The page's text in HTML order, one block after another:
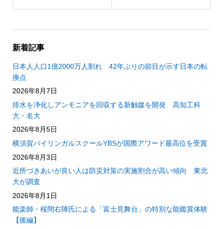
新着記事
日本人人口1億2000万人割れ 42年ぶりの節目が示す日本の転
換点
2026年8月7日
排水を浄化しアンモニアを回収する新触媒を開発 高知工科
大・名大
2026年8月5日
横須賀バイリンガルスクールYBSが国際アワード最高位を受賞
2026年8月3日
近所づきあいが良い人は防災対策の実施割合が高い傾向 東北
大が調査
2026年8月1日
能楽師・桜間右陣氏による「富士見舞台」の特別な能鑑賞体験
【後編】